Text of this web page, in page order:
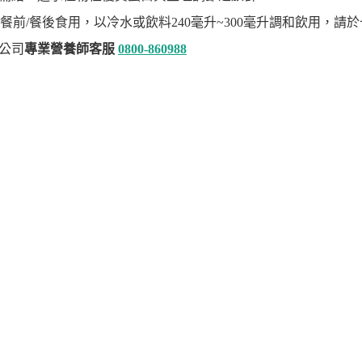
前/餐後食用，以冷水或飲料240毫升~300毫升調和飲用，請
司專業營養師客服 0800-860988